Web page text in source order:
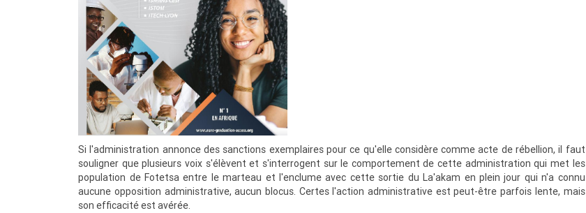
Si l'administration annonce des sanctions exemplaires pour ce qu'elle considère comme acte de rébellion, il faut
souligner que plusieurs voix s'élèvent et s'interrogent sur le comportement de cette administration qui met les
population de Fotetsa entre le marteau et l'enclume avec cette sortie du La'akam en plein jour qui n'a connu
aucune opposition administrative, aucun blocus. Certes l'action administrative est peut-être parfois lente, mais
son efficacité est avérée.